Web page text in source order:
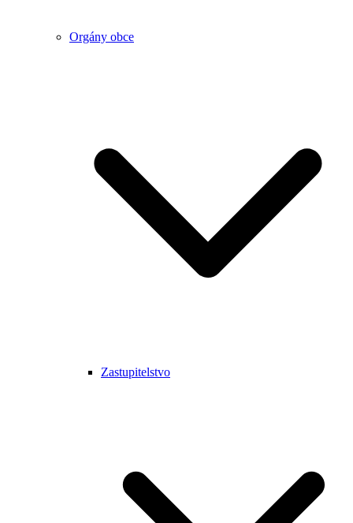
Orgány obce
Zastupitelstvo